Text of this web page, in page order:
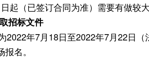
起（已签订合同为准）需要有做较
招标文件
2022年7月18日至2022年7月22日
名。